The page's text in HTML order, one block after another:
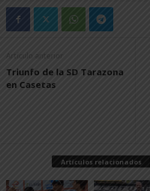
Artículo anterior
Triunfo de la SD Tarazona
en Casetas
Artículos relacionados